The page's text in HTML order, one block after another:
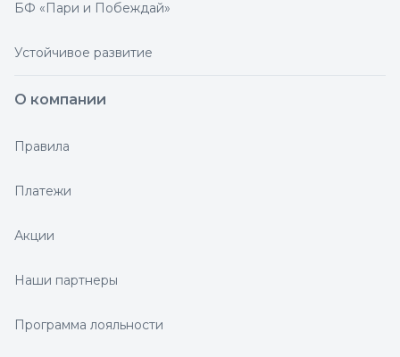
БФ «Пари и Побеждай»
Устойчивое развитие
О компании
Правила
Платежи
Акции
Наши партнеры
Программа лояльности